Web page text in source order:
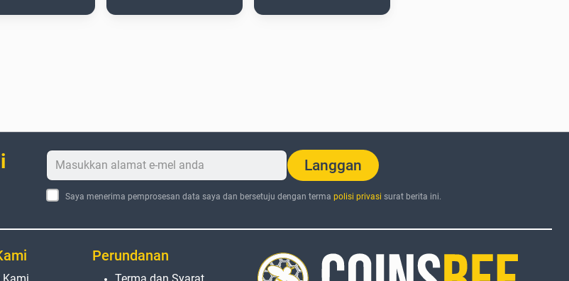
Langgan
Saya menerima pemprosesan data saya dan bersetuju dengan terma polisi privasi surat berita ini.
Kami
Perundanan
Terma dan Syarat